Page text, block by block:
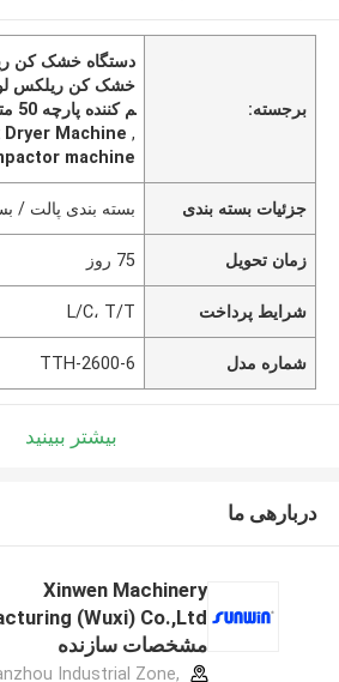
برجسته:
دستگاه خشک کن
خشک کن ریلکس
م کننده پارچه 50 متر / دقیقه
,
Machine
machine
جزئیات بسته بندی بسته بندی پالت /
زمان تحویل 75 روز
شرایط پرداخت L/C، T/T
شماره مدل TTH-2600-6
بیشتر ببینید
دربارهی ما
Xinwen Machinery
مشخصات سازنده
Industrial Zone,